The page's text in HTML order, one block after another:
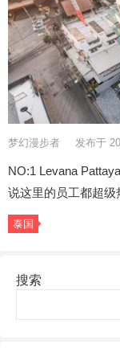
梦幻漫步者 发布于
NO:1 Levana
说这里的员工都超
泰国
搜索